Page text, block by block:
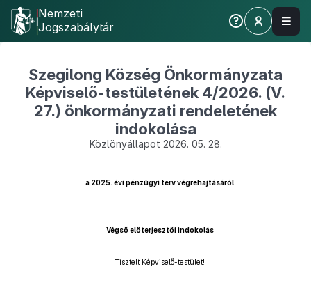
Nemzeti
Jogszabálytár
Szegilong Község Önkormányzata
Képviselő-testületének 4/2026. (V.
27.) önkormányzati rendeletének
indokolása
Közlönyállapot 2026. 05. 28.
a 2025. évi pénzügyi terv végrehajtásáról
Végső előterjesztői indokolás
Tisztelt Képviselő-testület!